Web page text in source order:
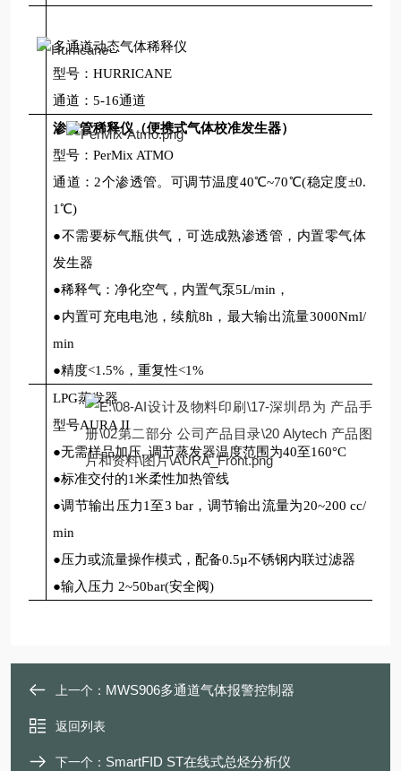
多通道动态气体稀释仪
型号：HURRICANE
通道：5-16通道
渗透管稀释仪（便携式气体校准发生器）
型号：PerMix ATMO
通道：2个渗透管。可调节温度40℃~70℃(稳定度±0.
1℃)
●不需要标气瓶供气，可选成熟渗透管，内置零气体
发生器
●稀释气：净化空气，内置气泵5L/min，
●内置可充电电池，续航8h，最大输出流量3000Nml/
min
●精度<1.5%，重复性<1%
LPG蒸发器
型号AURA II
●无需样品加压, 调节蒸发器温度范围为40至160°C
●标准交付的1米柔性加热管线
●调节输出压力1至3 bar，调节输出流量为20~200 cc/
min
●压力或流量操作模式，配备0.5µ不锈钢内联过滤器
●输入压力 2~50bar(安全阀)
上一个： MWS906多通道气体报警控制器
返回列表
下一个： SmartFID ST在线式总烃分析仪